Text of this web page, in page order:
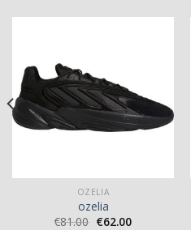
OZELIA
ozelia
€81.00 €62.00